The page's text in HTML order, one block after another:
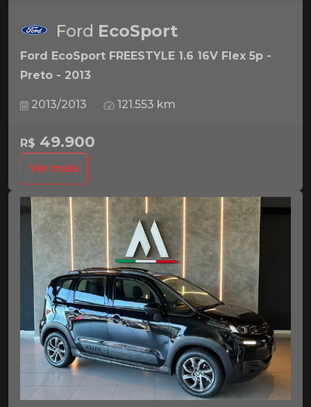
Ford EcoSport
Ford EcoSport FREESTYLE 1.6 16V Flex 5p -
Preto - 2013
2013/2013 121.553 km
R$ 49.900
Ver mais